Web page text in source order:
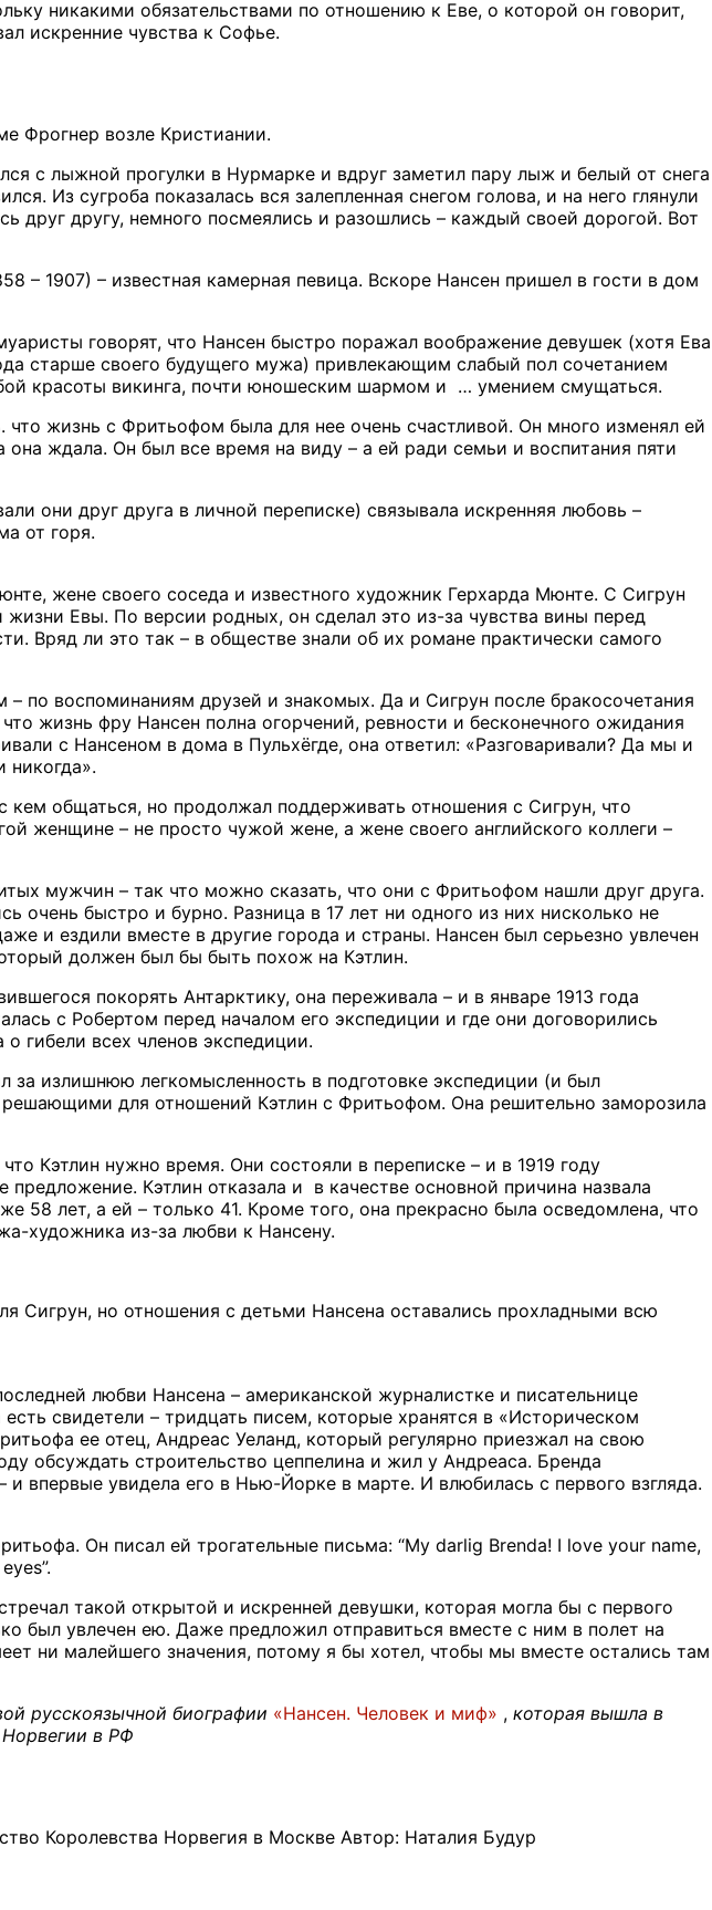
никакими обязательствами по отношению к Еве, о которой он говорит,
искренние чувства к Софье.
Фрогнер возле Кристиании.
с лыжной прогулки в Нурмарке и вдруг заметил пару лыж и белый от снега
Из сугроба показалась вся залепленная снегом голова, и на него глянули
друг другу, немного посмеялись и разошлись – каждый своей дорогой. Вот
– 1907) – известная камерная певица. Вскоре Нансен пришел в гости в дом
говорят, что Нансен быстро поражал воображение девушек (хотя Ева
старше своего будущего мужа) привлекающим слабый пол сочетанием
красоты викинга, почти юношеским шармом и … умением смущаться.
что жизнь с Фритьофом была для нее очень счастливой. Он много изменял ей
ждала. Он был все время на виду – а ей ради семьи и воспитания пяти
они друг друга в личной переписке) связывала искренняя любовь –
от горя.
жене своего соседа и известного художник Герхарда Мюнте. С Сигрун
Евы. По версии родных, он сделал это из-за чувства вины перед
Вряд ли это так – в обществе знали об их романе практически самого
по воспоминаниям друзей и знакомых. Да и Сигрун после бракосочетания
жизнь фру Нансен полна огорчений, ревности и бесконечного ожидания
с Нансеном в дома в Пульхёгде, она ответил: «Разговаривали? Да мы и
никогда».
общаться, но продолжал поддерживать отношения с Сигрун, что
женщине – не просто чужой жене, а жене своего английского коллеги –
мужчин – так что можно сказать, что они с Фритьофом нашли друг друга.
очень быстро и бурно. Разница в 17 лет ни одного из них нисколько не
и ездили вместе в другие города и страны. Нансен был серьезно увлечен
должен был бы быть похож на Кэтлин.
покорять Антарктику, она переживала – и в январе 1913 года
с Робертом перед началом его экспедиции и где они договорились
гибели всех членов экспедиции.
за излишнюю легкомысленность в подготовке экспедиции (и был
для отношений Кэтлин с Фритьофом. Она решительно заморозила
Кэтлин нужно время. Они состояли в переписке – и в 1919 году
Кэтлин отказала и в качестве основной причина назвала
58 лет, а ей – только 41. Кроме того, она прекрасно была осведомлена, что
художника из-за любви к Нансену.
Сигрун, но отношения с детьми Нансена оставались прохладными всю
любви Нансена – американской журналистке и писательнице
свидетели – тридцать писем, которые хранятся в «Историческом
ее отец, Андреас Уеланд, который регулярно приезжал на свою
обсуждать строительство цеппелина и жил у Андреаса. Бренда
и впервые увидела его в Нью-Йорке в марте. И влюбилась с первого взгляда.
Он писал ей трогательные письма: “My darlig Brenda! I love your name,
такой открытой и искренней девушки, которая могла бы с первого
был увлечен ею. Даже предложил отправиться вместе с ним в полет на
ни малейшего значения, потому я бы хотел, чтобы мы вместе остались там
русскоязычной биографии «Нансен. Человек и миф» , которая вышла в
в РФ
Королевства Норвегия в Москве Автор: Наталия Будур